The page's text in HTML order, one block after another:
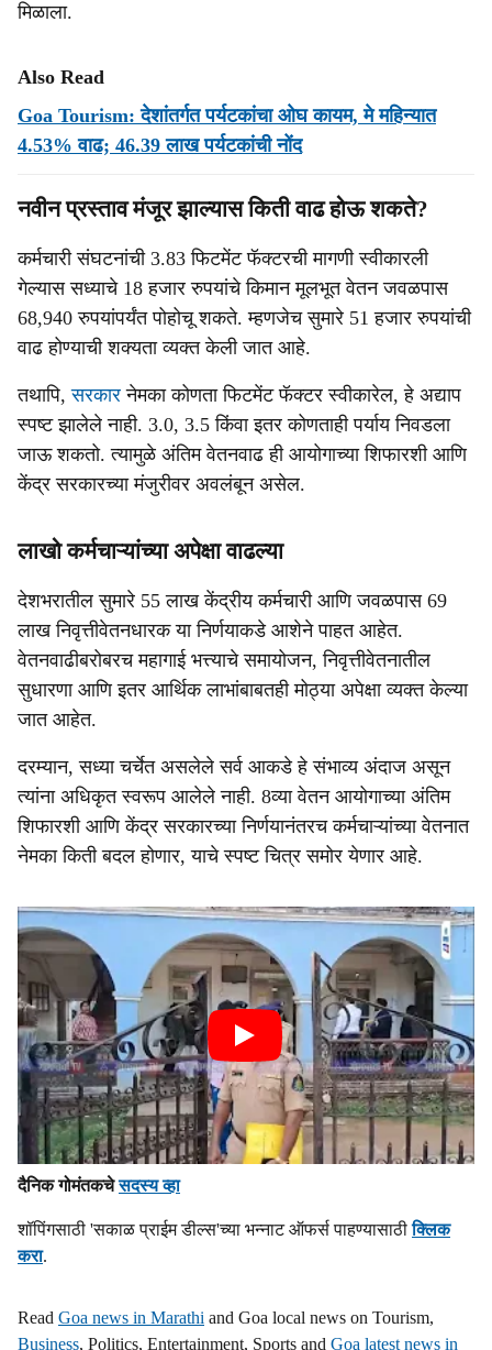
मिळाला.
Also Read
Goa Tourism: देशांतर्गत पर्यटकांचा ओघ कायम, मे महिन्यात
4.53% वाढ; 46.39 लाख पर्यटकांची नोंद
नवीन प्रस्ताव मंजूर झाल्यास किती वाढ होऊ शकते?
कर्मचारी संघटनांची 3.83 फिटमेंट फॅक्टरची मागणी स्वीकारली
गेल्यास सध्याचे 18 हजार रुपयांचे किमान मूलभूत वेतन जवळपास
68,940 रुपयांपर्यंत पोहोचू शकते. म्हणजेच सुमारे 51 हजार रुपयांची
वाढ होण्याची शक्यता व्यक्त केली जात आहे.
तथापि,सरकारनेमका कोणता फिटमेंट फॅक्टर स्वीकारेल, हे अद्याप
स्पष्ट झालेले नाही. 3.0, 3.5 किंवा इतर कोणताही पर्याय निवडला
जाऊ शकतो. त्यामुळे अंतिम वेतनवाढ ही आयोगाच्या शिफारशी आणि
केंद्र सरकारच्या मंजुरीवर अवलंबून असेल.
लाखो कर्मचाऱ्यांच्या अपेक्षा वाढल्या
देशभरातील सुमारे 55 लाख केंद्रीय कर्मचारी आणि जवळपास 69
लाख निवृत्तीवेतनधारक या निर्णयाकडे आशेने पाहत आहेत.
वेतनवाढीबरोबरच महागाई भत्त्याचे समायोजन, निवृत्तीवेतनातील
सुधारणा आणि इतर आर्थिक लाभांबाबतही मोठ्या अपेक्षा व्यक्त केल्या
जात आहेत.
दरम्यान, सध्या चर्चेत असलेले सर्व आकडे हे संभाव्य अंदाज असून
त्यांना अधिकृत स्वरूप आलेले नाही. 8व्या वेतन आयोगाच्या अंतिम
शिफारशी आणि केंद्र सरकारच्या निर्णयानंतरच कर्मचाऱ्यांच्या वेतनात
नेमका किती बदल होणार, याचे स्पष्ट चित्र समोर येणार आहे.
दैनिक गोमंतकचेसदस्य व्हा
शॉपिंगसाठी 'सकाळ प्राईम डील्स'च्या भन्नाट ऑफर्स पाहण्यासाठीक्लिक
करा.
Read Goa news in Marathi and Goa local news on Tourism,
Business, Politics, Entertainment, Sports and Goa latest news in